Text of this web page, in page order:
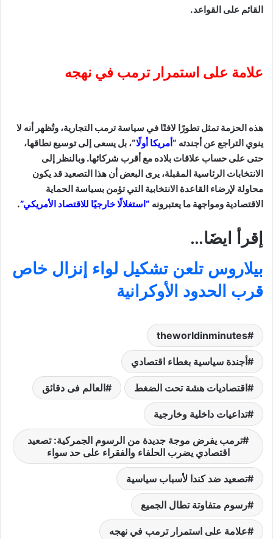
القائم على القواعد.
علامة على استمرار ترمب في نهجه
هذه الحزمة تمثل تطورًا لافتًا في سياسة ترمب التجارية، وتُظهر أنه لا
ينوي التراجع عن أجندته “أمريكا أولًا“، بل يسعى إلى توسيع نطاقها،
حتى على حساب علاقات بلاده مع أقرب شركائها. وبالنظر إلى
الانتخابات الرئاسية المقبلة، يرى البعض أن هذا التصعيد قد يكون
محاولة لإرضاء القاعدة الانتخابية التي تؤمن بسياسة الحماية
الاقتصادية ومواجهة ما يعتبرونه “استغلالًا خارجيًا للاقتصاد الأمريكي”.
إقرأ ايضَا…
بيلاروس تلعن تشكيل لواء إنزال خاص
قرب الحدود الأوكرانية
theworldinminutes
أجندة سياسية بغطاء اقتصادي
اقتصاديات هشة تحت الضغط العالم فى دقائق
تداعيات داخلية وخارجية
ترمب يفرض موجة جديدة من الرسوم الجمركية: تصعيد
اقتصادي يضرب الحلفاء والفقراء على حد سواء
تصعيد ضد كندا لأسباب سياسية
رسوم متفاوتة تطال الجميع
علامة على استمرار ترمب في نهجه